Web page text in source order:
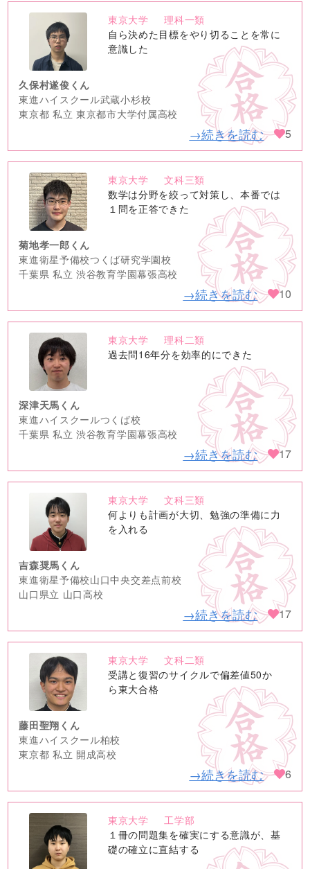
no
image
東京大学
理科一類
自ら決めた目標をやり切ることを常に
意識した
久保村遂俊くん
東進ハイスクール武蔵小杉校
東京都 私立 東京都市大学付属高校
→続きを読む 5
no
image
東京大学
文科三類
数学は分野を絞って対策し、本番では
１問を正答できた
菊地孝一郎くん
東進衛星予備校つくば研究学園校
千葉県 私立 渋谷教育学園幕張高校
→続きを読む 10
no
image
東京大学
理科二類
過去問16年分を効率的にできた
深津天馬くん
東進ハイスクールつくば校
千葉県 私立 渋谷教育学園幕張高校
→続きを読む 17
no
image
東京大学
文科三類
何よりも計画が大切、勉強の準備に力
を入れる
吉森奨馬くん
東進衛星予備校山口中央交差点前校
山口県立 山口高校
→続きを読む 17
no
image
東京大学
文科二類
受講と復習のサイクルで偏差値50か
ら東大合格
藤田聖翔くん
東進ハイスクール柏校
東京都 私立 開成高校
→続きを読む 6
no
image
東京大学
工学部
１冊の問題集を確実にする意識が、基
礎の確立に直結する